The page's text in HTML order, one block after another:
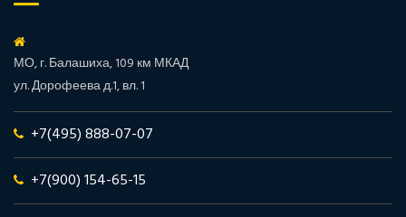
МО, г. Балашиха, 109 км МКАД
ул. Дорофеева д.1, вл. 1
+7(495) 888-07-07
+7(900) 154-65-15